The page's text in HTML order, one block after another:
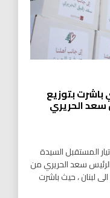
بتوزيع
سعد الحريري
المستقبل السيدة
سعد الحريري من
لبنان ، حيث باشرت